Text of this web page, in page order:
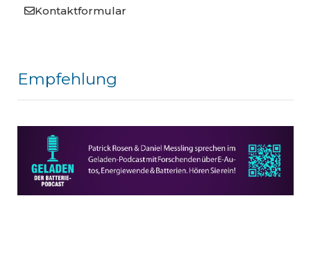
Kontaktformular
Empfehlung